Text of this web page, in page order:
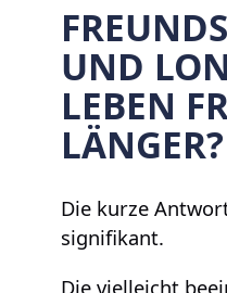
UND
LEBEN
LÄNGER?
Die kurze
signifikant.
Die vielleicht